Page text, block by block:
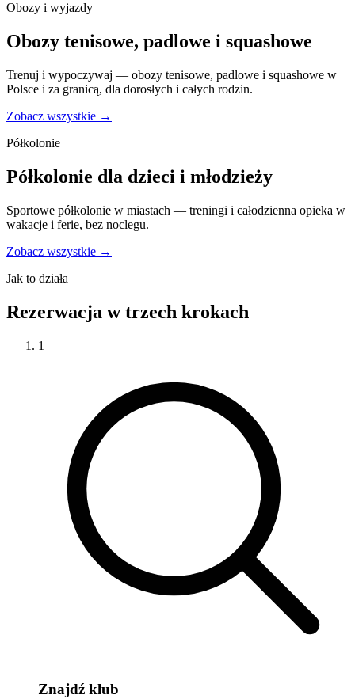
Obozy i wyjazdy
Obozy tenisowe, padlowe i squashowe
Trenuj i wypoczywaj — obozy tenisowe, padlowe i squashowe w
Polsce i za granicą, dla dorosłych i całych rodzin.
Zobacz wszystkie →
Półkolonie
Półkolonie dla dzieci i młodzieży
Sportowe półkolonie w miastach — treningi i całodzienna opieka w
wakacje i ferie, bez noclegu.
Zobacz wszystkie →
Jak to działa
Rezerwacja w trzech krokach
1
Znajdź klub